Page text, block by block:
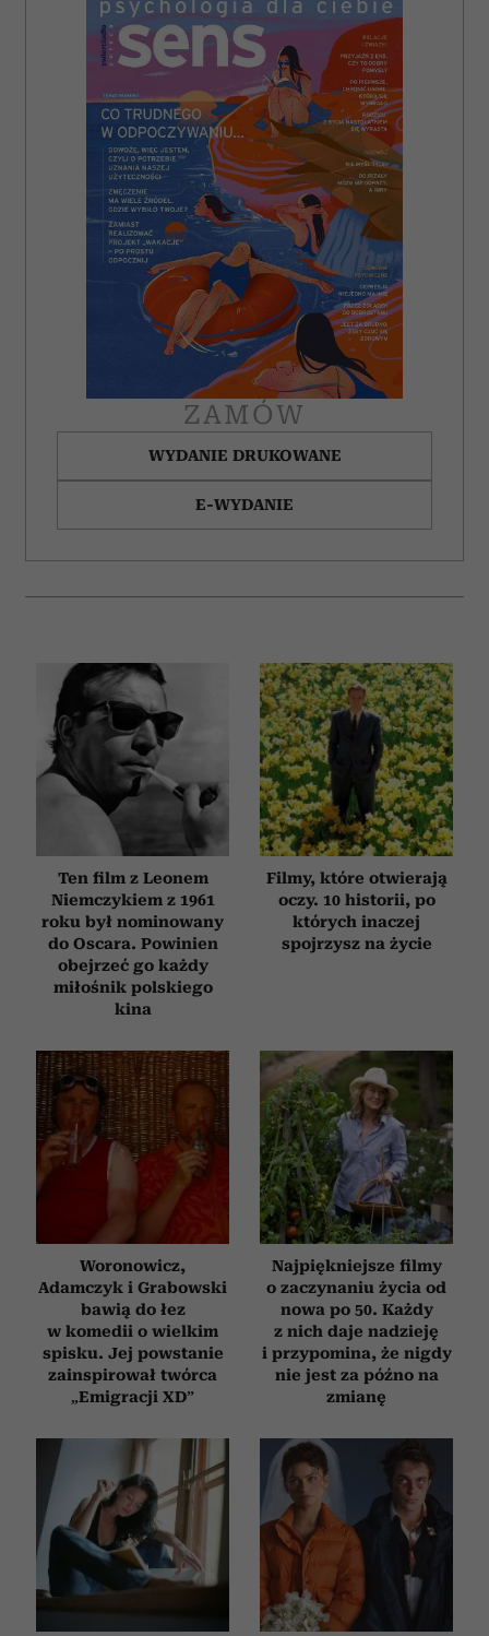
ZAMÓW
WYDANIE DRUKOWANE
E-WYDANIE
Ten film z Leonem
Niemczykiem z 1961
roku był nominowany
do Oscara. Powinien
obejrzeć go każdy
miłośnik polskiego
kina
Filmy, które otwierają
oczy. 10 historii, po
których inaczej
spojrzysz na życie
Woronowicz,
Adamczyk i Grabowski
bawią do łez
w komedii o wielkim
spisku. Jej powstanie
zainspirował twórca
„Emigracji XD”
Najpiękniejsze filmy
o zaczynaniu życia od
nowa po 50. Każdy
z nich daje nadzieję
i przypomina, że nigdy
nie jest za późno na
zmianę